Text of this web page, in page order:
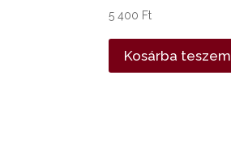
5 400 Ft
Kosárba teszem